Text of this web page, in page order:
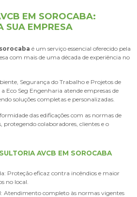
EM SOROCABA:
SUA EMPRESA
é um serviço essencial oferecido pela
com mais de uma década de experiência no
Segurança do Trabalho e Projetos de
Eco Seg Engenharia atende empresas de
soluções completas e personalizadas.
das edificações com as normas de
protegendo colaboradores, clientes e o
AVCB EM SOROCABA
no local.